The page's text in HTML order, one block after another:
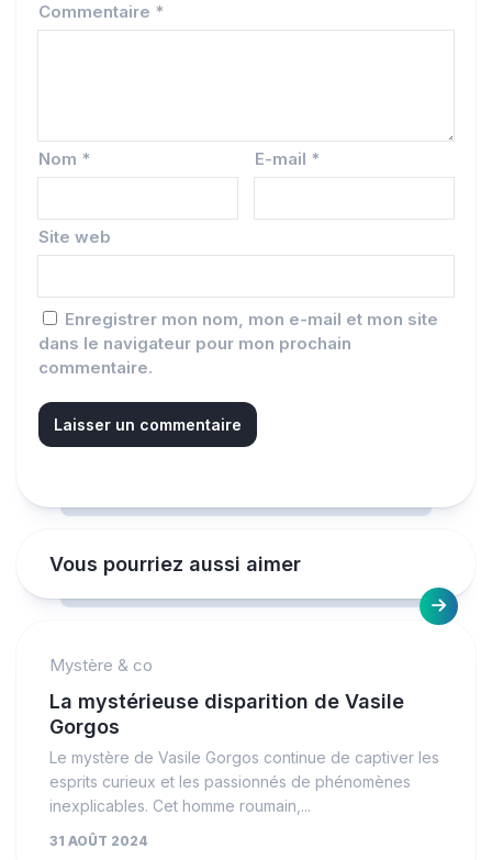
Commentaire *
Nom * E-mail *
Site web
Enregistrer mon nom, mon e-mail et mon site
dans le navigateur pour mon prochain
commentaire.
Vous pourriez aussi aimer
Mystère & co
La mystérieuse disparition de Vasile
Gorgos
Le mystère de Vasile Gorgos continue de captiver les
esprits curieux et les passionnés de phénomènes
inexplicables. Cet homme roumain,...
31 AOÛT 2024